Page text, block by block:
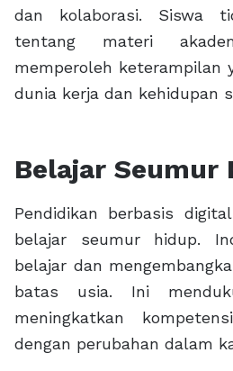
dan kolaborasi. Siswa
tentang materi
memperoleh keterampilan
dunia kerja dan kehidupan
Belajar Seumur
Pendidikan berbasis
belajar seumur hidup.
belajar dan
batas usia. Ini
meningkatkan
dengan perubahan dalam